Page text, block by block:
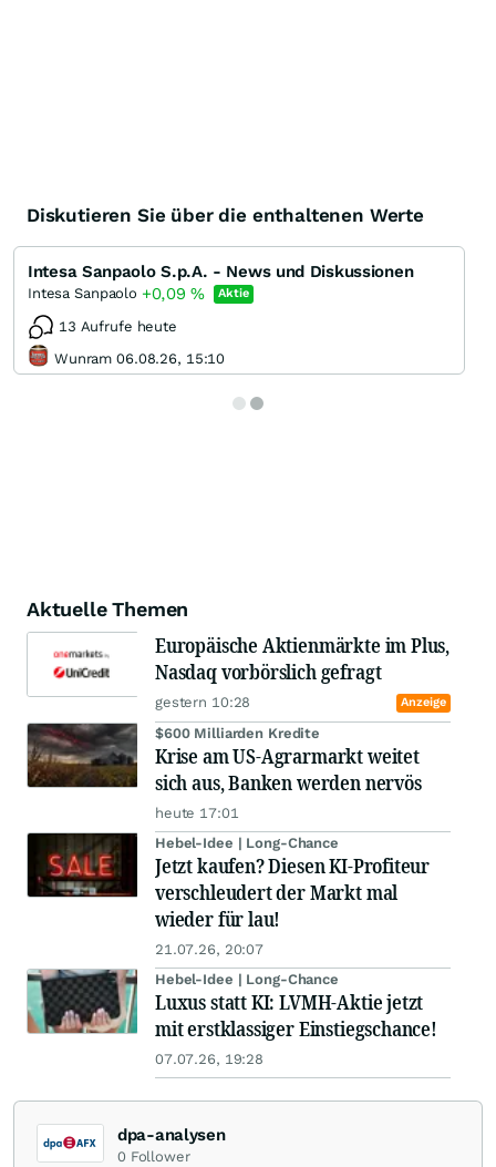
Diskutieren Sie über die enthaltenen Werte
Intesa Sanpaolo S.p.A. - News und Diskussionen
Intesa Sanpaolo +0,09% Aktie
13 Aufrufe heute
Wunram 06.08.26, 15:10
Aktuelle Themen
Europäische Aktienmärkte im Plus,
Nasdaq vorbörslich gefragt
gestern 10:28 Anzeige
$600 Milliarden Kredite
Krise am US-Agrarmarkt weitet
sich aus, Banken werden nervös
heute 17:01
Hebel-Idee | Long-Chance
Jetzt kaufen? Diesen KI-Profiteur
verschleudert der Markt mal
wieder für lau!
21.07.26, 20:07
Hebel-Idee | Long-Chance
Luxus statt KI: LVMH-Aktie jetzt
mit erstklassiger Einstiegschance!
07.07.26, 19:28
dpa-analysen
0 Follower